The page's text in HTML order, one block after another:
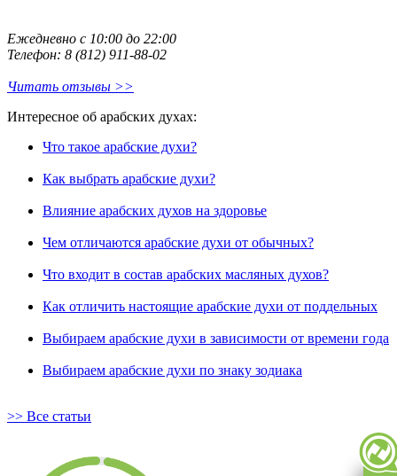
Ежедневно с 10:00 до 22:00
Телефон: 8 (812) 911-88-02
Читать отзывы >>
Интересное об арабских духах:
Что такое арабские духи?
Как выбрать арабские духи?
Влияние арабских духов на здоровье
Чем отличаются арабские духи от обычных?
Что входит в состав арабских масляных духов?
Как отличить настоящие арабские духи от поддельных
Выбираем арабские духи в зависимости от времени года
Выбираем арабские духи по знаку зодиака
>> Все статьи